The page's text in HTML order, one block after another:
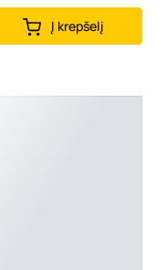
Į krepšelį